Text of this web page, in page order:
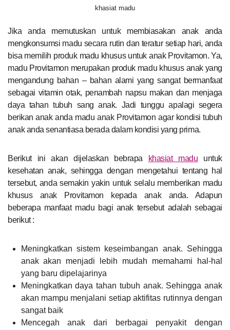
khasiat madu
Jika anda memutuskan untuk membiasakan anak anda
mengkonsumsi madu secara rutin dan teratur setiap hari, anda
bisa memilih produk madu khusus untuk anak Provitamon. Ya,
madu Provitamon merupakan produk madu khusus anak yang
mengandung bahan – bahan alami yang sangat bermanfaat
sebagai vitamin otak, penambah napsu makan dan menjaga
daya tahan tubuh sang anak. Jadi tunggu apalagi segera
berikan anak anda madu anak Provitamon agar kondisi tubuh
anak anda senantiasa berada dalam kondisi yang prima.
Berikut ini akan dijelaskan bebrapa khasiat madu untuk
kesehatan anak, sehingga dengan mengetahui tentang hal
tersebut, anda semakin yakin untuk selalu memberikan madu
khusus anak Provitamon kepada anak anda. Adapun
beberapa manfaat madu bagi anak tersebut adalah sebagai
berikut :
Meningkatkan sistem keseimbangan anak. Sehingga
anak akan menjadi lebih mudah memahami hal-hal
yang baru dipelajarinya
Meningkatkan daya tahan tubuh anak. Sehingga anak
akan mampu menjalani setiap aktifitas rutinnya dengan
sangat baik
Mencegah anak dari berbagai penyakit dengan